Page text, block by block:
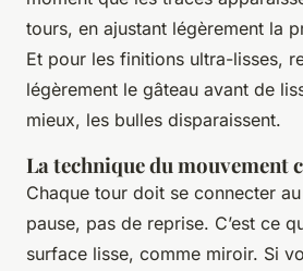
tours, en ajustant légèrement la
Et pour les finitions ultra-lisses,
légèrement le gâteau avant de
mieux, les bulles disparaissent.
La technique du mouvement
Chaque tour doit se connecter
pause, pas de reprise. C’est ce
surface lisse, comme miroir. Si